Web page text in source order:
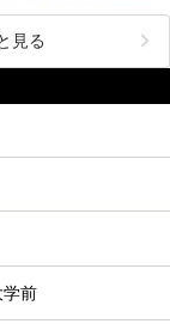
見る
学前